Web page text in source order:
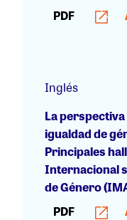
PDF
Inglés
La
igualdad de
Principales
Internacional
de Género
PDF